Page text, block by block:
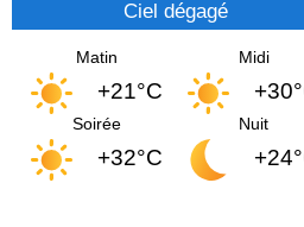
Ciel dégagé
Matin
+21°C
Midi
Soirée
+32°C
Nuit